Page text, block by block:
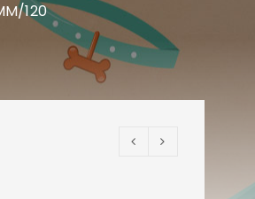
120